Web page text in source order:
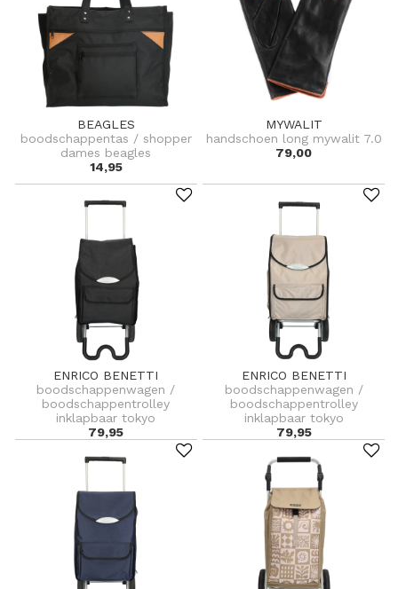
BEAGLES
boodschappentas / shopper
dames beagles
14,95
MYWALIT
handschoen long mywalit 7.0
79,00
ENRICO BENETTI
boodschappenwagen /
boodschappentrolley
inklapbaar tokyo
79,95
ENRICO BENETTI
boodschappenwagen /
boodschappentrolley
inklapbaar tokyo
79,95